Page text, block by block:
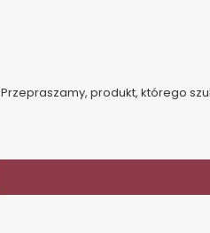
Przepraszamy, produkt, którego